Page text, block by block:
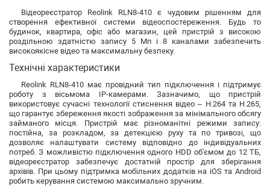
Відеореєстратор Reolink RLN8-410 є чудовим рішенням для
створення ефективної системи відеоспостереження. Будь то
будинок, квартира, офіс або магазин, цей пристрій з високою
роздільною здатністю запису 5 Мп і 8 каналами забезпечить
високоякісне відео та максимальну безпеку.
Технічні характеристики
Reolink RLN8-410 має провідний тип підключення і підтримує
роботу з вісьмома IP-камерами. Зазначимо, що пристрій
використовує сучасні технології стиснення відео – H.264 та H.265,
що гарантує збереження якості зображення за мінімального обсягу
займаного місця. Пристрій має різноманітні режими запису:
постійна, за розкладом, за детекцією руху та по тривозі, що
дозволяє налаштувати систему відповідно до індивідуальних
потреб. З можливістю підключення одного HDD об'ємом до 12 ТБ,
відеореєстратор забезпечує достатній простір для зберігання
архівів. При цьому підтримка мобільних додатків на iOS та Android
робить керування системою максимально зручним.